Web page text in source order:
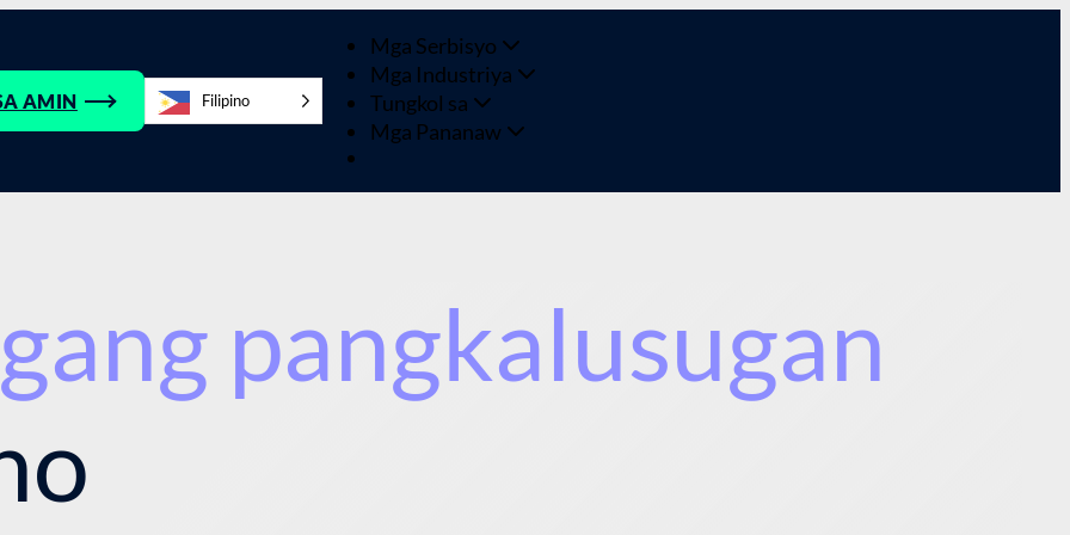
AMIN Filipino
Mga Serbisyo
Mga Industriya
Tungkol sa
Mga Pananaw
pangkalusugan